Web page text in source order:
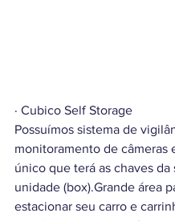
· Cubico Self Storage
Possuímos sistema de
monitoramento de câmeras
único que terá as chaves da
unidade (box).Grande área
estacionar seu carro e